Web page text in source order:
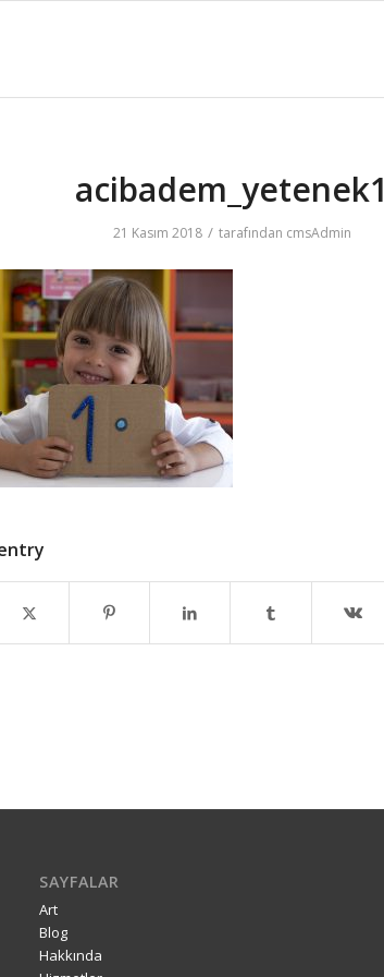
acibadem_yetenek1
21 Kasım 2018 / tarafından cmsAdmin
SAYFALAR
Art
Blog
Hakkında